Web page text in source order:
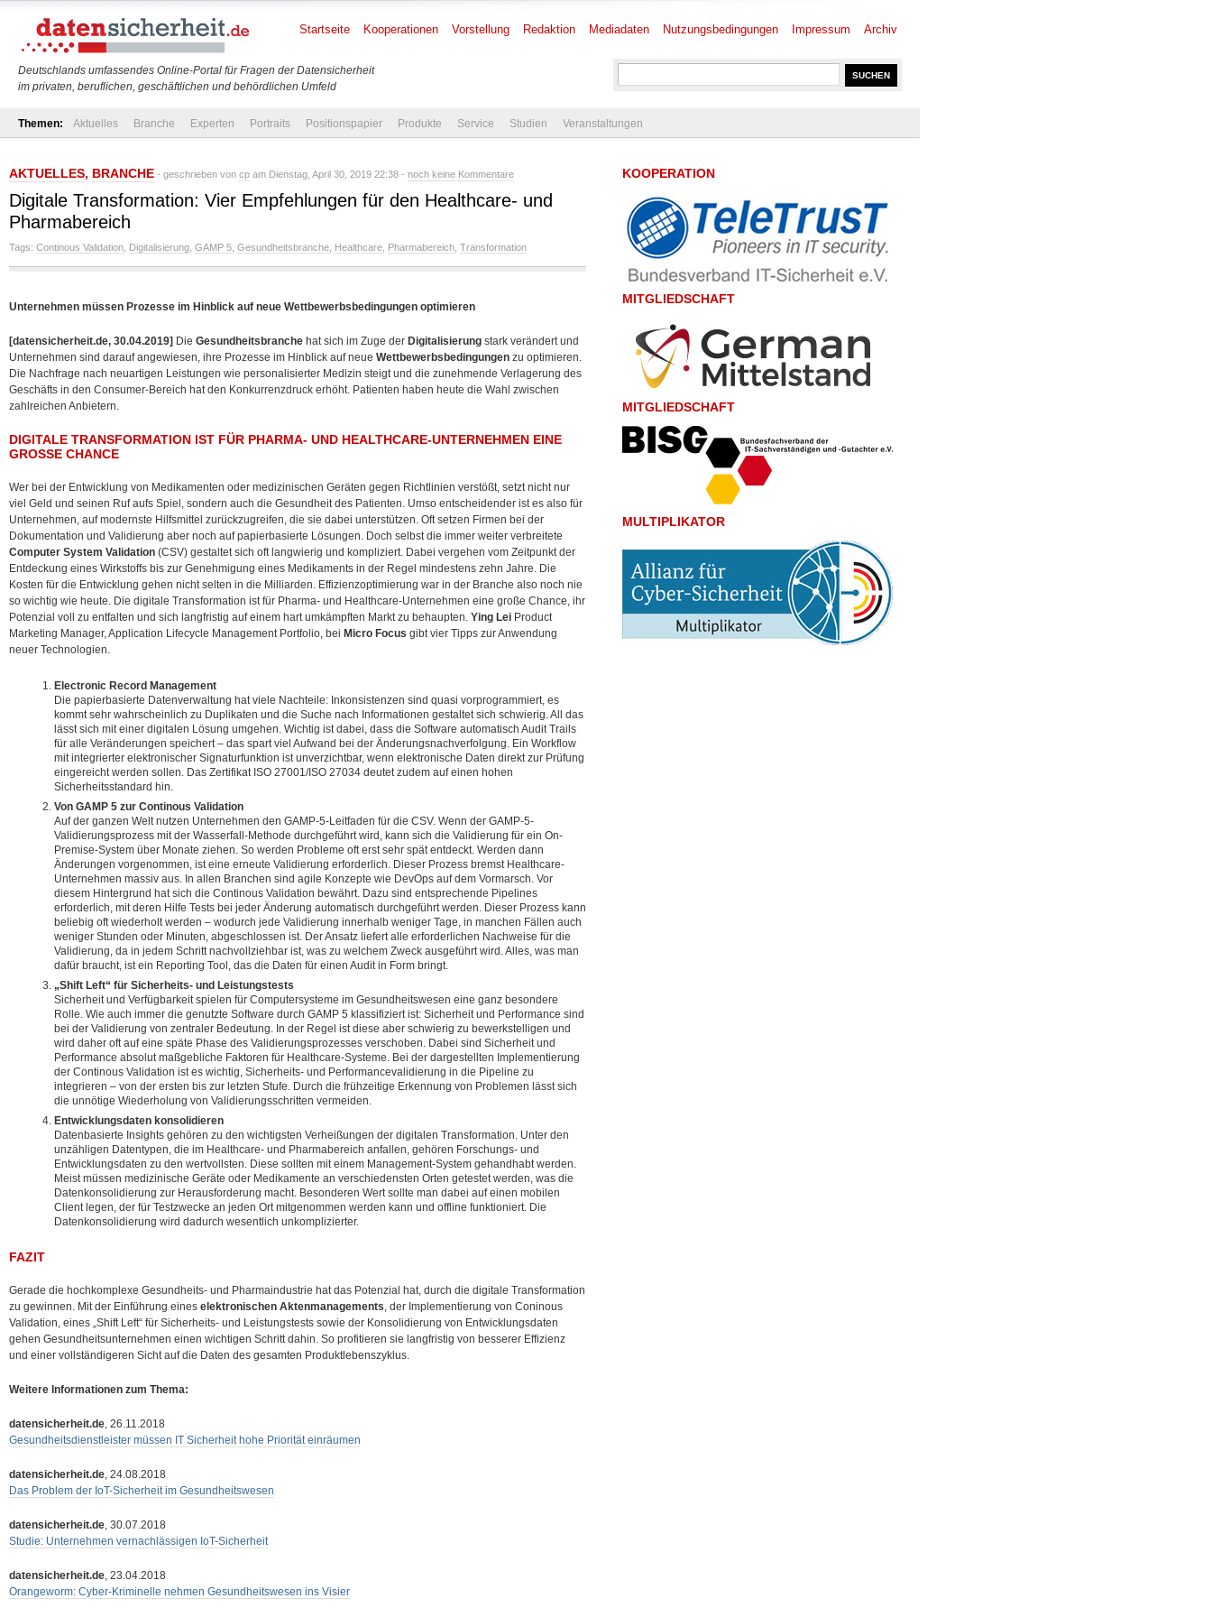
Deutschlands umfassendes Online-Portal für Fragen der Datensicherheit
im privaten, beruflichen, geschäftlichen und behördlichen Umfeld
Startseite Kooperationen Vorstellung Redaktion Mediadaten Nutzungsbedingungen Impressum Archiv
Themen: Aktuelles Branche Experten Portraits Positionspapier Produkte Service Studien Veranstaltungen
AKTUELLES, BRANCHE - geschrieben von cp am Dienstag, April 30, 2019 22:38 - noch keine Kommentare
Digitale Transformation: Vier Empfehlungen für den Healthcare- und
Pharmabereich
Tags: Continous Validation Digitalisierung GAMP 5 Gesundheitsbranche Healthcare Pharmabereich Transformation
Unternehmen müssen Prozesse im Hinblick auf neue Wettbewerbsbedingungen optimieren
[datensicherheit.de, 30.04.2019] Die Gesundheitsbranche hat sich im Zuge der Digitalisierung stark verändert und
Unternehmen sind darauf angewiesen, ihre Prozesse im Hinblick auf neue Wettbewerbsbedingungen zu optimieren.
Die Nachfrage nach neuartigen Leistungen wie personalisierter Medizin steigt und die zunehmende Verlagerung des
Geschäfts in den Consumer-Bereich hat den Konkurrenzdruck erhöht. Patienten haben heute die Wahl zwischen
zahlreichen Anbietern.
DIGITALE TRANSFORMATION IST FÜR PHARMA- UND HEALTHCARE-UNTERNEHMEN EINE
GROSSE CHANCE
Wer bei der Entwicklung von Medikamenten oder medizinischen Geräten gegen Richtlinien verstößt, setzt nicht nur
viel Geld und seinen Ruf aufs Spiel, sondern auch die Gesundheit des Patienten. Umso entscheidender ist es also für
Unternehmen, auf modernste Hilfsmittel zurückzugreifen, die sie dabei unterstützen. Oft setzen Firmen bei der
Dokumentation und Validierung aber noch auf papierbasierte Lösungen. Doch selbst die immer weiter verbreitete
Computer System Validation (CSV) gestaltet sich oft langwierig und kompliziert. Dabei vergehen vom Zeitpunkt der
Entdeckung eines Wirkstoffs bis zur Genehmigung eines Medikaments in der Regel mindestens zehn Jahre. Die
Kosten für die Entwicklung gehen nicht selten in die Milliarden. Effizienzoptimierung war in der Branche also noch nie
so wichtig wie heute. Die digitale Transformation ist für Pharma- und Healthcare-Unternehmen eine große Chance, ihr
Potenzial voll zu entfalten und sich langfristig auf einem hart umkämpften Markt zu behaupten. Ying Lei Product
Marketing Manager, Application Lifecycle Management Portfolio, bei Micro Focus gibt vier Tipps zur Anwendung
neuer Technologien.
Electronic Record Management
Die papierbasierte Datenverwaltung hat viele Nachteile: Inkonsistenzen sind quasi vorprogrammiert, es
kommt sehr wahrscheinlich zu Duplikaten und die Suche nach Informationen gestaltet sich schwierig. All das
lässt sich mit einer digitalen Lösung umgehen. Wichtig ist dabei, dass die Software automatisch Audit Trails
für alle Veränderungen speichert – das spart viel Aufwand bei der Änderungsnachverfolgung. Ein Workflow
mit integrierter elektronischer Signaturfunktion ist unverzichtbar, wenn elektronische Daten direkt zur Prüfung
eingereicht werden sollen. Das Zertifikat ISO 27001/ISO 27034 deutet zudem auf einen hohen
Sicherheitsstandard hin.
Von GAMP 5 zur Continous Validation
Auf der ganzen Welt nutzen Unternehmen den GAMP-5-Leitfaden für die CSV. Wenn der GAMP-5-
Validierungsprozess mit der Wasserfall-Methode durchgeführt wird, kann sich die Validierung für ein On-
Premise-System über Monate ziehen. So werden Probleme oft erst sehr spät entdeckt. Werden dann
Änderungen vorgenommen, ist eine erneute Validierung erforderlich. Dieser Prozess bremst Healthcare-
Unternehmen massiv aus. In allen Branchen sind agile Konzepte wie DevOps auf dem Vormarsch. Vor
diesem Hintergrund hat sich die Continous Validation bewährt. Dazu sind entsprechende Pipelines
erforderlich, mit deren Hilfe Tests bei jeder Änderung automatisch durchgeführt werden. Dieser Prozess kann
beliebig oft wiederholt werden – wodurch jede Validierung innerhalb weniger Tage, in manchen Fällen auch
weniger Stunden oder Minuten, abgeschlossen ist. Der Ansatz liefert alle erforderlichen Nachweise für die
Validierung, da in jedem Schritt nachvollziehbar ist, was zu welchem Zweck ausgeführt wird. Alles, was man
dafür braucht, ist ein Reporting Tool, das die Daten für einen Audit in Form bringt.
„Shift Left“ für Sicherheits- und Leistungstests
Sicherheit und Verfügbarkeit spielen für Computersysteme im Gesundheitswesen eine ganz besondere
Rolle. Wie auch immer die genutzte Software durch GAMP 5 klassifiziert ist: Sicherheit und Performance sind
bei der Validierung von zentraler Bedeutung. In der Regel ist diese aber schwierig zu bewerkstelligen und
wird daher oft auf eine späte Phase des Validierungsprozesses verschoben. Dabei sind Sicherheit und
Performance absolut maßgebliche Faktoren für Healthcare-Systeme. Bei der dargestellten Implementierung
der Continous Validation ist es wichtig, Sicherheits- und Performancevalidierung in die Pipeline zu
integrieren – von der ersten bis zur letzten Stufe. Durch die frühzeitige Erkennung von Problemen lässt sich
die unnötige Wiederholung von Validierungsschritten vermeiden.
Entwicklungsdaten konsolidieren
Datenbasierte Insights gehören zu den wichtigsten Verheißungen der digitalen Transformation. Unter den
unzähligen Datentypen, die im Healthcare- und Pharmabereich anfallen, gehören Forschungs- und
Entwicklungsdaten zu den wertvollsten. Diese sollten mit einem Management-System gehandhabt werden.
Meist müssen medizinische Geräte oder Medikamente an verschiedensten Orten getestet werden, was die
Datenkonsolidierung zur Herausforderung macht. Besonderen Wert sollte man dabei auf einen mobilen
Client legen, der für Testzwecke an jeden Ort mitgenommen werden kann und offline funktioniert. Die
Datenkonsolidierung wird dadurch wesentlich unkomplizierter.
FAZIT
Gerade die hochkomplexe Gesundheits- und Pharmaindustrie hat das Potenzial hat, durch die digitale Transformation
zu gewinnen. Mit der Einführung eines elektronischen Aktenmanagements, der Implementierung von Coninous
Validation, eines „Shift Left“ für Sicherheits- und Leistungstests sowie der Konsolidierung von Entwicklungsdaten
gehen Gesundheitsunternehmen einen wichtigen Schritt dahin. So profitieren sie langfristig von besserer Effizienz
und einer vollständigeren Sicht auf die Daten des gesamten Produktlebenszyklus.
Weitere Informationen zum Thema:
datensicherheit.de, 26.11.2018
Gesundheitsdienstleister müssen IT Sicherheit hohe Priorität einräumen
datensicherheit.de, 24.08.2018
Das Problem der IoT-Sicherheit im Gesundheitswesen
datensicherheit.de, 30.07.2018
Studie: Unternehmen vernachlässigen IoT-Sicherheit
datensicherheit.de, 23.04.2018
Orangeworm: Cyber-Kriminelle nehmen Gesundheitswesen ins Visier
KOOPERATION
MITGLIEDSCHAFT
MITGLIEDSCHAFT
MULTIPLIKATOR